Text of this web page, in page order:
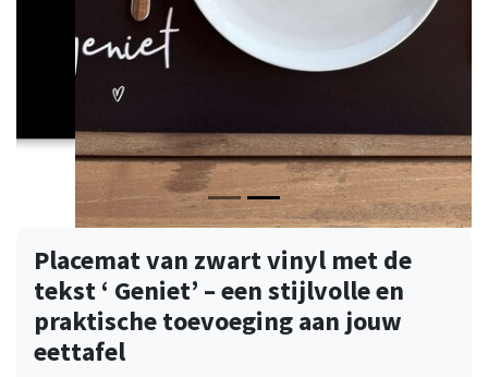
Placemat van zwart vinyl met de
tekst ‘ Geniet’ – een stijlvolle en
praktische toevoeging aan jouw
eettafel